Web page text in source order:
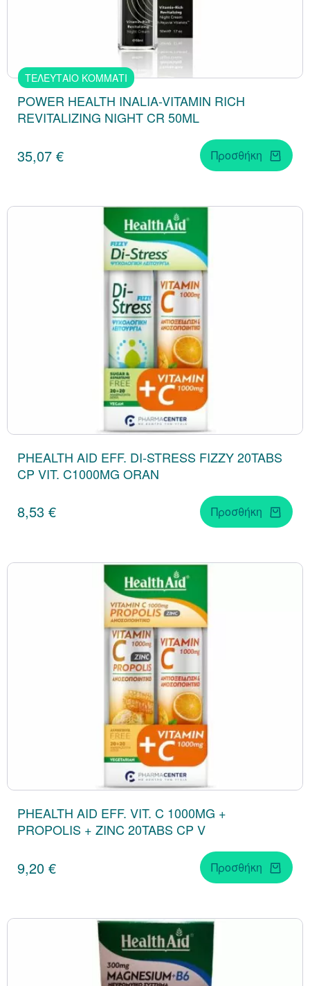
ΤΕΛΕΥΤΑΙΟ ΚΟΜΜΑΤΙ
POWER HEALTH INALIA-VITAMIN RICH
REVITALIZING NIGHT CR 50ML
35,07 € Προσθήκη
PHEALTH AID EFF. DI-STRESS FIZZY 20TABS
CP VIT. C1000MG ORAN
8,53 € Προσθήκη
PHEALTH AID EFF. VIT. C 1000MG +
PROPOLIS + ZINC 20TABS CP V
9,20 € Προσθήκη